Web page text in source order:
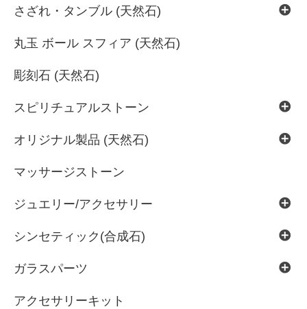
さざれ・タンブル (天然石)
丸玉 ボール スフィア (天然石)
彫刻石 (天然石)
スピリチュアルストーン
オリジナル製品 (天然石)
マッサージストーン
ジュエリー/アクセサリー
シンセティック(合成石)
ガラスパーツ
アクセサリーキット